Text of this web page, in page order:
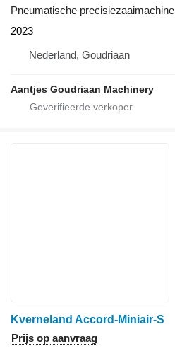
Pneumatische precisiezaaimachine
2023
Nederland, Goudriaan
Aantjes Goudriaan Machinery
Kverneland Accord-Miniair-S
Prijs op aanvraag